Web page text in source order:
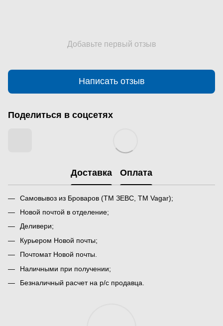
Добавьте первый отзыв
Написать отзыв
Поделиться в соцсетях
Доставка Оплата
Самовывоз из Броваров (ТМ ЗЕВС, ТМ Vagar);
Новой почтой в отделение;
Деливери;
Курьером Новой почты;
Почтомат Новой почты.
Наличными при получении;
Безналичный расчет на р/с продавца.